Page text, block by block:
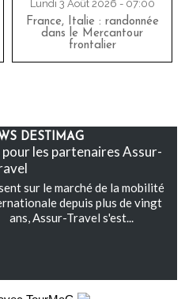
Lundi 3 Août 2026 - 07:00
France, Italie : randonnée
dans le Mercantour
frontalier
DESTIMAG
les partenaires Assur-
sur le marché de la mobilité
depuis plus de vingt
ans, Assur-Travel s'est...